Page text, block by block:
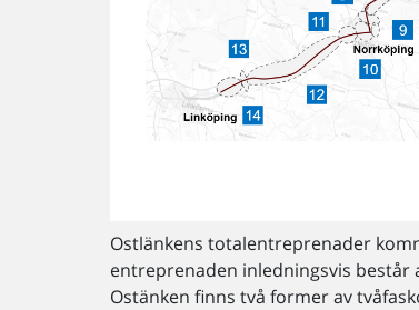
Ostlänkens totalentreprenader
entreprenaden inledningsvis
Ostänken finns två former av